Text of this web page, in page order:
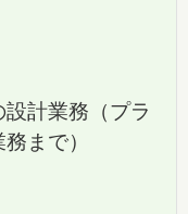
計業務（プラ
まで）